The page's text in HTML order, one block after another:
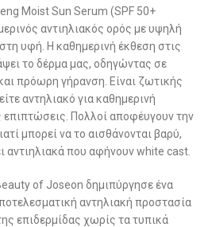
Moist Sun Serum (SPF 50+
αντιηλιακός ορός με υψηλή
υφή. Η καθημερινή έκθεση στις
το δέρμα μας, οδηγώντας σε
πρόωρη γήρανση. Είναι ζωτικής
αντηλιακό για καθημερινή
επιπτώσεις. Πολλοί αποφέυγουν την
μπορεί να το αισθάνονται βαρύ,
αντιηλιακά που αφήνουν white cast.
of Joseon δημιπύργησε ένα
αντηλιακή προστασία
επιδερμίδας χωρίς τα τυπικά